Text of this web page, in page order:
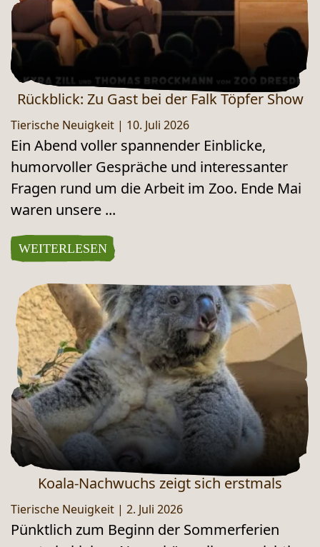
Rückblick: Zu Gast bei der Falk Töpfer Show
Tierische Neuigkeit | 10. Juli 2026
Ein Abend voller spannender Einblicke,
humorvoller Gespräche und interessanter
Fragen rund um die Arbeit im Zoo. Ende Mai
waren unsere ...
WEITERLESEN
Koala-Nachwuchs zeigt sich erstmals
Tierische Neuigkeit | 2. Juli 2026
Pünktlich zum Beginn der Sommerferien